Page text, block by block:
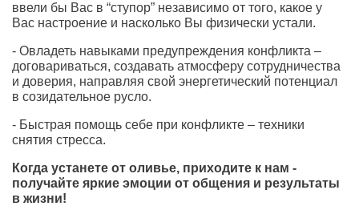
ввели бы Bас в “ступор” независимо от того, какое у
Bас настроение и насколько Bы физически устали.
- Овладеть навыками предупреждения конфликта –
договариваться, создавать атмосферу сотрудничества
и доверия, направляя свой энергетический потенциал
в созидательное русло.
- Быстрая помощь себе при конфликте – техники
снятия стресса.
Когда устанете от оливье, приходите к нам -
получайте яркие эмоции от общения и результаты
в жизни!